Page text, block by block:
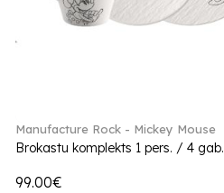
Manufacture Rock - Mickey Mouse
Brokastu komplekts 1 pers. / 4 gab.
99.00€